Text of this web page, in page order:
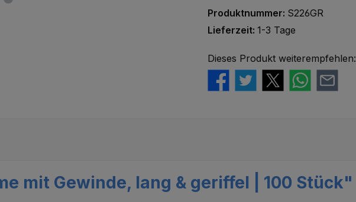
Produktnummer: S226GR
Lieferzeit: 1-3 Tage
Dieses Produkt weiterempfehlen:
mit Gewinde, lang & geriffel | 100 Stück"